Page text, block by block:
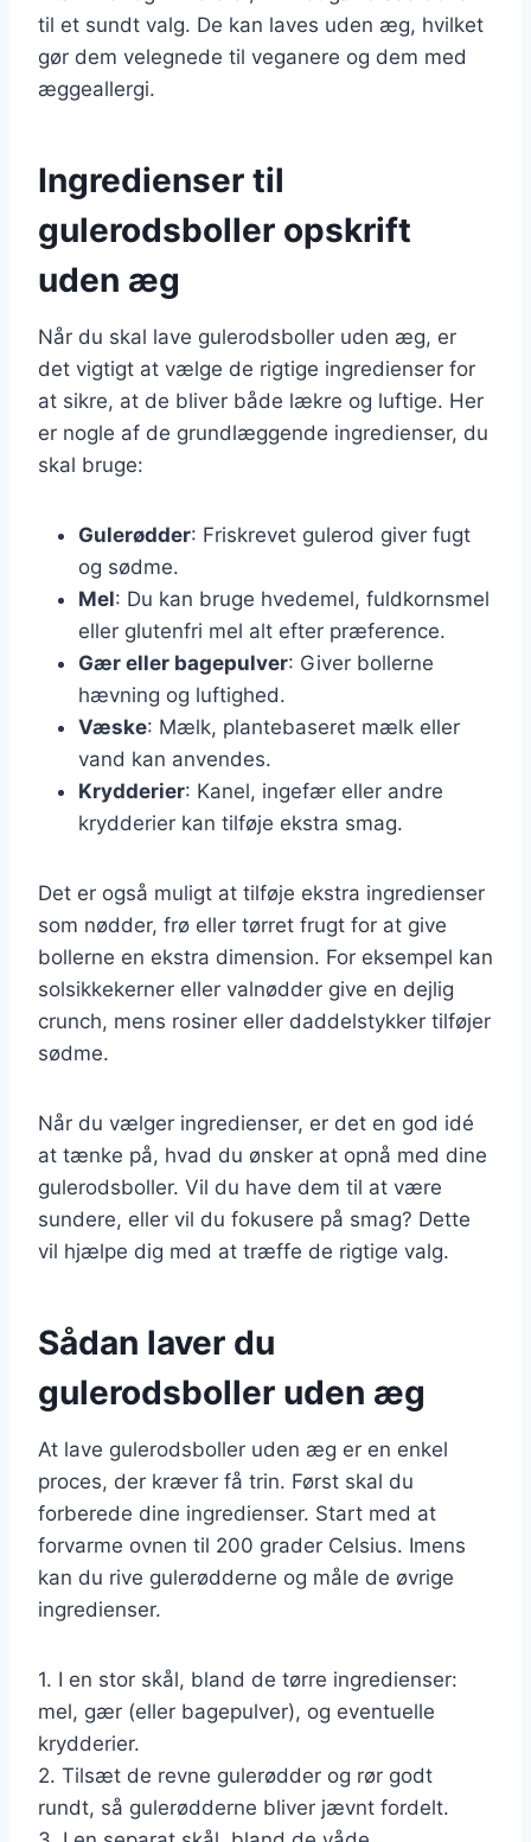
til et sundt valg. De kan laves uden æg, hvilket
gør dem velegnede til veganere og dem med
æggeallergi.
Ingredienser til
gulerodsboller opskrift
uden æg
Når du skal lave gulerodsboller uden æg, er
det vigtigt at vælge de rigtige ingredienser for
at sikre, at de bliver både lækre og luftige. Her
er nogle af de grundlæggende ingredienser, du
skal bruge:
Gulerødder: Friskrevet gulerod giver fugt
og sødme.
Mel: Du kan bruge hvedemel, fuldkornsmel
eller glutenfri mel alt efter præference.
Gær eller bagepulver: Giver bollerne
hævning og luftighed.
Væske: Mælk, plantebaseret mælk eller
vand kan anvendes.
Krydderier: Kanel, ingefær eller andre
krydderier kan tilføje ekstra smag.
Det er også muligt at tilføje ekstra ingredienser
som nødder, frø eller tørret frugt for at give
bollerne en ekstra dimension. For eksempel kan
solsikkekerner eller valnødder give en dejlig
crunch, mens rosiner eller daddelstykker tilføjer
sødme.
Når du vælger ingredienser, er det en god idé
at tænke på, hvad du ønsker at opnå med dine
gulerodsboller. Vil du have dem til at være
sundere, eller vil du fokusere på smag? Dette
vil hjælpe dig med at træffe de rigtige valg.
Sådan laver du
gulerodsboller uden æg
At lave gulerodsboller uden æg er en enkel
proces, der kræver få trin. Først skal du
forberede dine ingredienser. Start med at
forvarme ovnen til 200 grader Celsius. Imens
kan du rive gulerødderne og måle de øvrige
ingredienser.
1. I en stor skål, bland de tørre ingredienser:
mel, gær (eller bagepulver), og eventuelle
krydderier.
2. Tilsæt de revne gulerødder og rør godt
rundt, så gulerødderne bliver jævnt fordelt.